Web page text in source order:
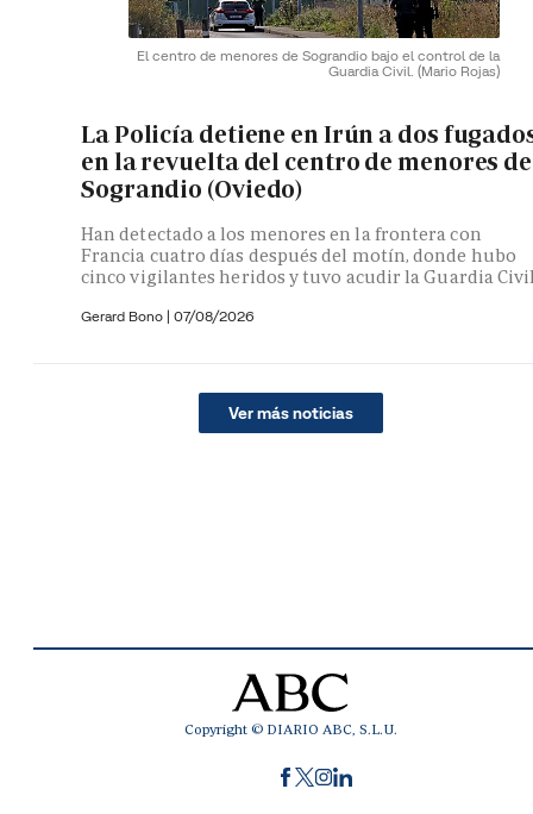
El centro de menores de Sograndio bajo el control de la
Guardia Civil. (Mario Rojas)
La Policía detiene en Irún a dos
en la revuelta del centro de menores de
Sograndio (Oviedo)
Han detectado a los menores en la frontera con
Francia cuatro días después del motín, donde hubo
cinco vigilantes heridos y tuvo acudir la Guardia
Gerard Bono | 07/08/2026
Ver más noticias
Copyright © DIARIO ABC, S.L.U.